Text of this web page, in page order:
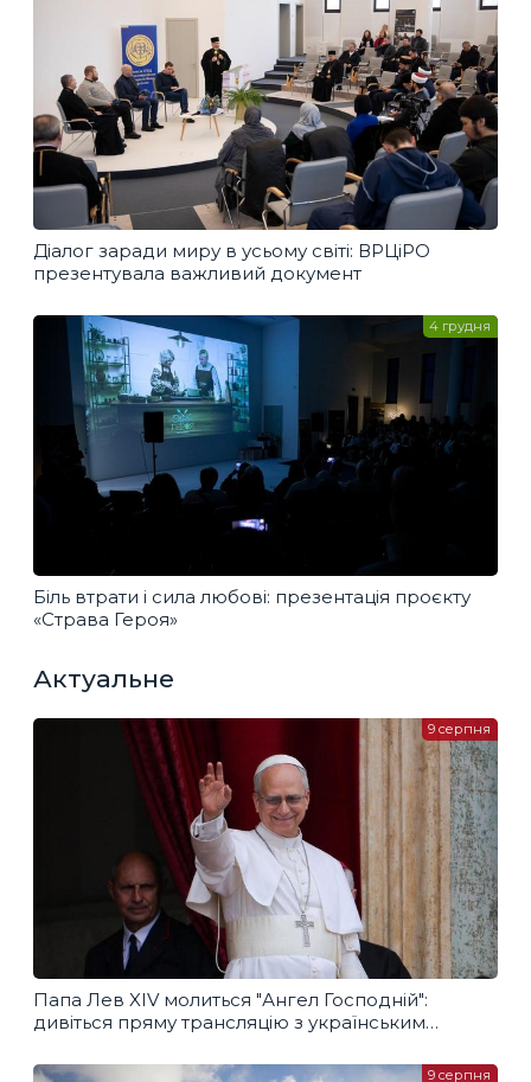
Діалог заради миру в усьому світі: ВРЦіРО
презентувала важливий документ
Біль втрати і сила любові: презентація проєкту
«Страва Героя»
4 грудня
Актуальне
Папа Лев XIV молиться "Ангел Господній":
дивіться пряму трансляцію з українським
9 серпня
9 серпня